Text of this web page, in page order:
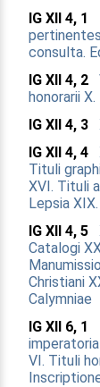
IG XII 4, 1
pertinentes
consulta.
IG XII 4, 2
honorarii X.
IG XII 4, 3
IG XII 4, 4
Tituli
XVI. Tituli
Lepsia
IG XII 4, 5
Catalogi
Christiani
Calymniae
IG XII 6, 1
imperatoria
VI. Tituli